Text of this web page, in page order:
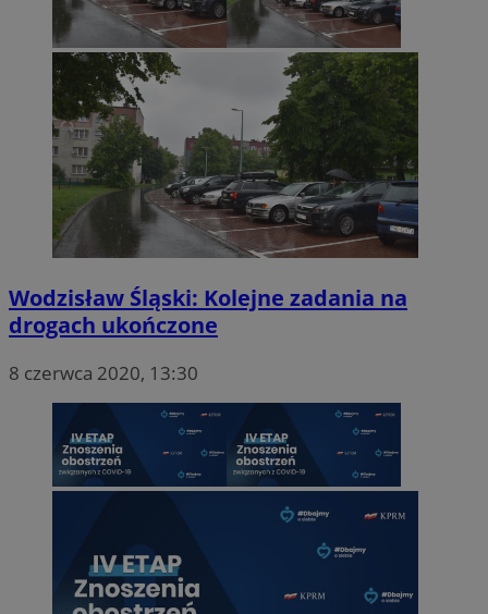
Wodzisław Śląski: Kolejne zadania na
drogach ukończone
8 czerwca 2020, 13:30